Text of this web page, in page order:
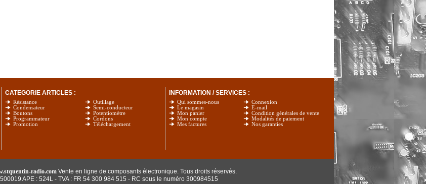
CATEGORIE ARTICLES :
Résistance
Condensateur
Boutons
Programmateur
Promotion
Outillage
Semi-conducteur
Potentiomètre
Cordons
Téléchargement
INFORMATION / SERVICES :
Qui sommes-nous
Le magasin
Mon panier
Mon compte
Mes factures
Connexion
E-mail
Condition générales de vente
Modalités de paiement
Nos garanties
radio.comVente en ligne de composants électronique. Tous droits réservés.
APE : 524L - TVA : FR 54 300 984 515 - RC sous le numéro 300984515